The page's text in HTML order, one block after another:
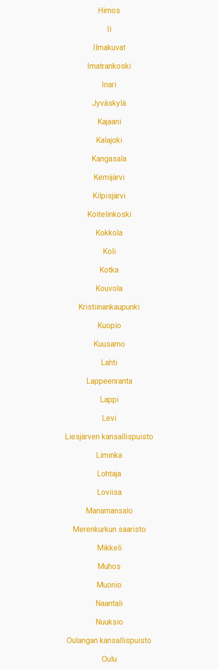
Himos
Ii
Ilmakuvat
Imatrankoski
Inari
Jyväskylä
Kajaani
Kalajoki
Kangasala
Kemijärvi
Kilpisjärvi
Koitelinkoski
Kokkola
Koli
Kotka
Kouvola
Kristiinankaupunki
Kuopio
Kuusamo
Lahti
Lappeenranta
Lappi
Levi
Liesjärven kansallispuisto
Liminka
Lohtaja
Loviisa
Manamansalo
Merenkurkun saaristo
Mikkeli
Muhos
Muonio
Naantali
Nuuksio
Oulangan kansallispuisto
Oulu